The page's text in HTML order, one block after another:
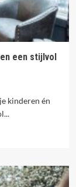
een stijlvol
kinderen én